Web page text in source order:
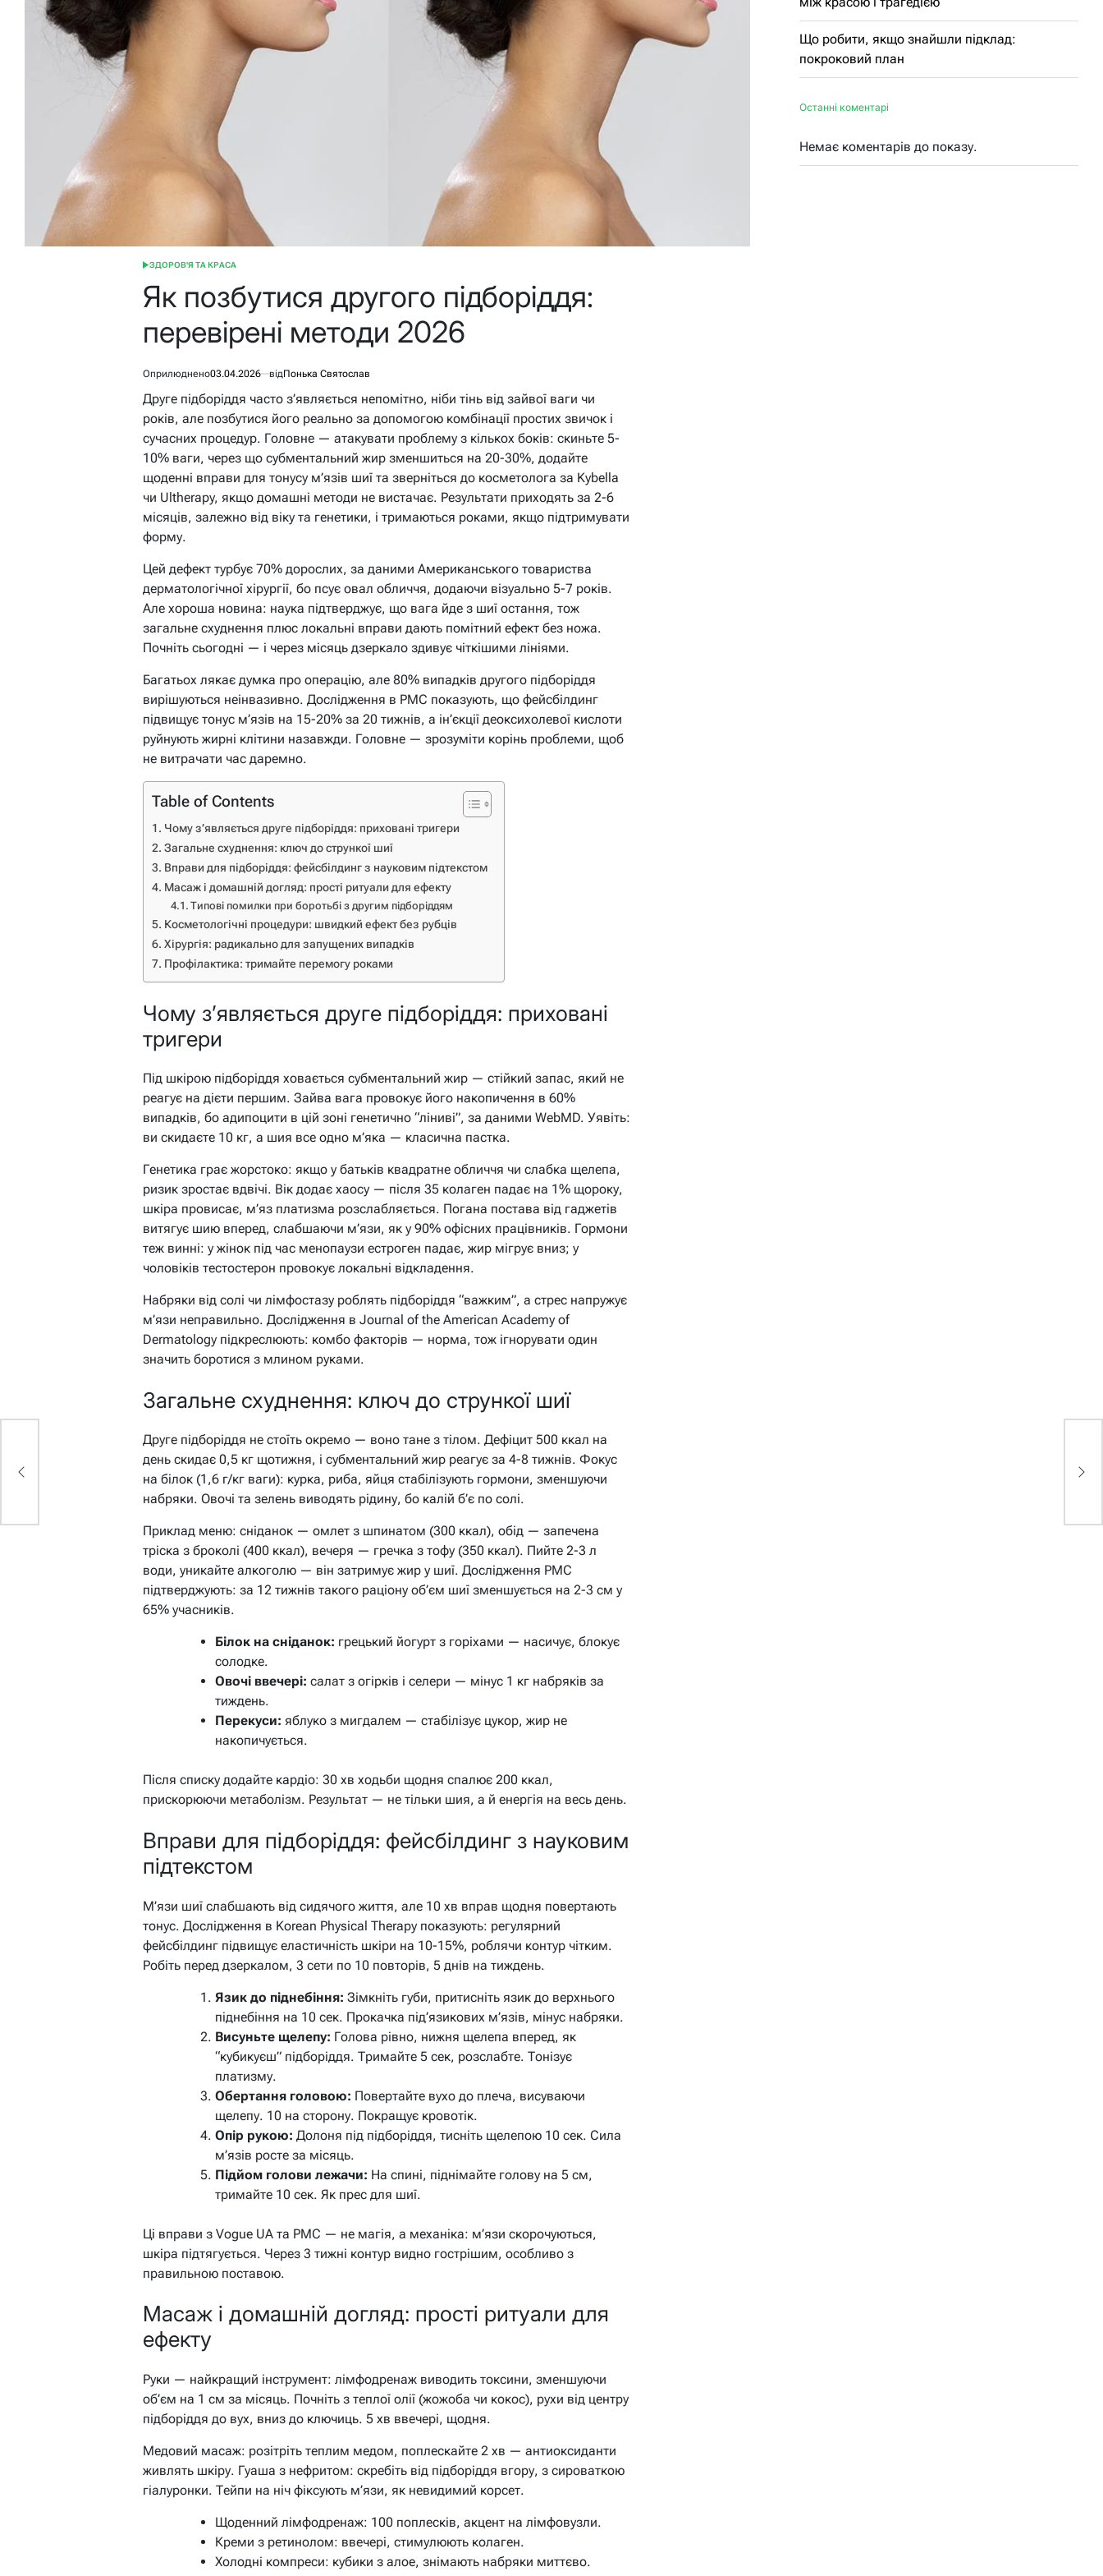
ОПУБЛІКУВАТИ
ЗДОРОВ'Я ТА КРАСА
Як позбутися другого підборіддя:
перевірені методи 2026
Оприлюднено03.04.2026 відПонька Святослав
Друге підборіддя часто з’являється непомітно, ніби тінь від зайвої ваги чи
років, але позбутися його реально за допомогою комбінації простих звичок і
сучасних процедур. Головне — атакувати проблему з кількох боків: скиньте 5-
10% ваги, через що субментальний жир зменшиться на 20-30%, додайте
щоденні вправи для тонусу м’язів шиї та зверніться до косметолога за Kybella
чи Ultherapy, якщо домашні методи не вистачає. Результати приходять за 2-6
місяців, залежно від віку та генетики, і тримаються роками, якщо підтримувати
форму.
Цей дефект турбує 70% дорослих, за даними Американського товариства
дерматологічної хірургії, бо псує овал обличчя, додаючи візуально 5-7 років.
Але хороша новина: наука підтверджує, що вага йде з шиї остання, тож
загальне схуднення плюс локальні вправи дають помітний ефект без ножа.
Почніть сьогодні — і через місяць дзеркало здивує чіткішими лініями.
Багатьох лякає думка про операцію, але 80% випадків другого підборіддя
вирішуються неінвазивно. Дослідження в PMC показують, що фейсбілдинг
підвищує тонус м’язів на 15-20% за 20 тижнів, а ін’єкції деоксихолевої кислоти
руйнують жирні клітини назавжди. Головне — зрозуміти корінь проблеми, щоб
не витрачати час даремно.
Table of Contents
Чому з’являється друге підборіддя: приховані тригери
Загальне схуднення: ключ до стрункої шиї
Вправи для підборіддя: фейсбілдинг з науковим підтекстом
Масаж і домашній догляд: прості ритуали для ефекту
Типові помилки при боротьбі з другим підборіддям
Косметологічні процедури: швидкий ефект без рубців
Хірургія: радикально для запущених випадків
Профілактика: тримайте перемогу роками
Чому з’являється друге підборіддя: приховані
тригери
Під шкірою підборіддя ховається субментальний жир — стійкий запас, який не
реагує на дієти першим. Зайва вага провокує його накопичення в 60%
випадків, бо адипоцити в цій зоні генетично “ліниві”, за даними WebMD. Уявіть:
ви скидаєте 10 кг, а шия все одно м’яка — класична пастка.
Генетика грає жорстоко: якщо у батьків квадратне обличчя чи слабка щелепа,
ризик зростає вдвічі. Вік додає хаосу — після 35 колаген падає на 1% щороку,
шкіра провисає, м’яз платизма розслабляється. Погана постава від гаджетів
витягує шию вперед, слабшаючи м’язи, як у 90% офісних працівників. Гормони
теж винні: у жінок під час менопаузи естроген падає, жир мігрує вниз; у
чоловіків тестостерон провокує локальні відкладення.
Набряки від солі чи лімфостазу роблять підборіддя “важким”, а стрес напружує
м’язи неправильно. Дослідження в Journal of the American Academy of
Dermatology підкреслюють: комбо факторів — норма, тож ігнорувати один
значить боротися з млином руками.
Загальне схуднення: ключ до стрункої шиї
Друге підборіддя не стоїть окремо — воно тане з тілом. Дефіцит 500 ккал на
день скидає 0,5 кг щотижня, і субментальний жир реагує за 4-8 тижнів. Фокус
на білок (1,6 г/кг ваги): курка, риба, яйця стабілізують гормони, зменшуючи
набряки. Овочі та зелень виводять рідину, бо калій б’є по солі.
Приклад меню: сніданок — омлет з шпинатом (300 ккал), обід — запечена
тріска з броколі (400 ккал), вечеря — гречка з тофу (350 ккал). Пийте 2-3 л
води, уникайте алкоголю — він затримує жир у шиї. Дослідження PMC
підтверджують: за 12 тижнів такого раціону об’єм шиї зменшується на 2-3 см у
65% учасників.
Білок на сніданок: грецький йогурт з горіхами — насичує, блокує
солодке.
Овочі ввечері: салат з огірків і селери — мінус 1 кг набряків за
тиждень.
Перекуси: яблуко з мигдалем — стабілізує цукор, жир не
накопичується.
Після списку додайте кардіо: 30 хв ходьби щодня спалює 200 ккал,
прискорюючи метаболізм. Результат — не тільки шия, а й енергія на весь день.
Вправи для підборіддя: фейсбілдинг з науковим
підтекстом
М’язи шиї слабшають від сидячого життя, але 10 хв вправ щодня повертають
тонус. Дослідження в Korean Physical Therapy показують: регулярний
фейсбілдинг підвищує еластичність шкіри на 10-15%, роблячи контур чітким.
Робіть перед дзеркалом, 3 сети по 10 повторів, 5 днів на тиждень.
Язик до піднебіння: Зімкніть губи, притисніть язик до верхнього
піднебіння на 10 сек. Прокачка під’язикових м’язів, мінус набряки.
Висуньте щелепу: Голова рівно, нижня щелепа вперед, як
“кубикуєш” підборіддя. Тримайте 5 сек, розслабте. Тонізує
платизму.
Обертання головою: Повертайте вухо до плеча, висуваючи
щелепу. 10 на сторону. Покращує кровотік.
Опір рукою: Долоня під підборіддя, тисніть щелепою 10 сек. Сила
м’язів росте за місяць.
Підйом голови лежачи: На спині, піднімайте голову на 5 см,
тримайте 10 сек. Як прес для шиї.
Ці вправи з Vogue UA та PMC — не магія, а механіка: м’язи скорочуються,
шкіра підтягується. Через 3 тижні контур видно гострішим, особливо з
правильною поставою.
Масаж і домашній догляд: прості ритуали для
ефекту
Руки — найкращий інструмент: лімфодренаж виводить токсини, зменшуючи
об’єм на 1 см за місяць. Почніть з теплої олії (жожоба чи кокос), рухи від центру
підборіддя до вух, вниз до ключиць. 5 хв ввечері, щодня.
Медовий масаж: розітріть теплим медом, поплескайте 2 хв — антиоксиданти
живлять шкіру. Гуаша з нефритом: скребіть від підборіддя вгору, з сироваткою
гіалуронки. Тейпи на ніч фіксують м’язи, як невидимий корсет.
Щоденний лімфодренаж: 100 поплесків, акцент на лімфовузли.
Креми з ретинолом: ввечері, стимулюють колаген.
Холодні компреси: кубики з алое, знімають набряки миттєво.
Що робити, якщо знайшли підклад:
покроковий план
Останні коментарі
Немає коментарів до показу.